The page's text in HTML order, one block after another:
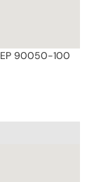
90050-100